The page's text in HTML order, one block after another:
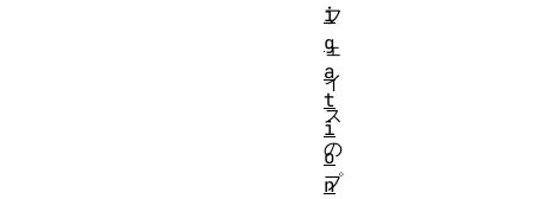
フ
ェ
イ
ス
の
プ
i
g
a
t
i
o
n